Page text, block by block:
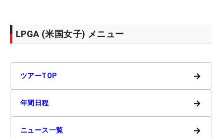
LPGA (米国女子) メニュー
ツアーTOP →
年間日程 →
ニュース一覧 →